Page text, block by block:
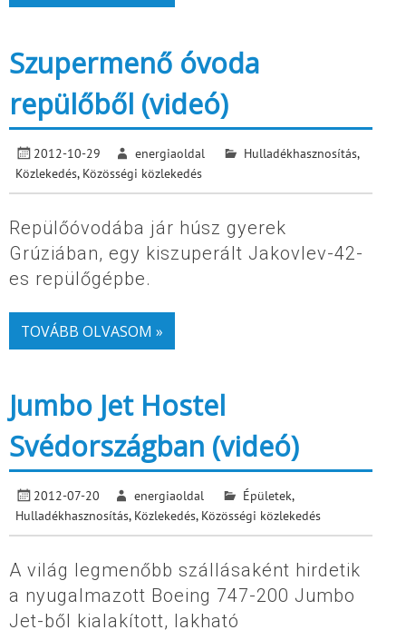
Szupermenő óvoda
repülőből (videó)
2012-10-29 energiaoldal Hulladékhasznosítás,
Közlekedés, Közösségi közlekedés
Repülőóvodába jár húsz gyerek
Grúziában, egy kiszuperált Jakovlev-42-
es repülőgépbe.
TOVÁBB OLVASOM »
Jumbo Jet Hostel
Svédországban (videó)
2012-07-20 energiaoldal Épületek,
Hulladékhasznosítás, Közlekedés, Közösségi közlekedés
A világ legmenőbb szállásaként hirdetik
a nyugalmazott Boeing 747-200 Jumbo
Jet-ből kialakított, lakható